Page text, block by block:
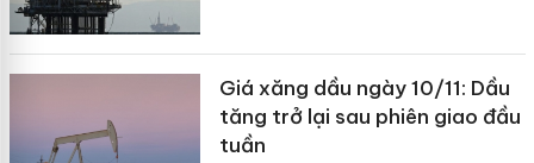
Giá xăng dầu ngày 10/11: Dầu
tăng trở lại sau phiên giao đầu
tuần